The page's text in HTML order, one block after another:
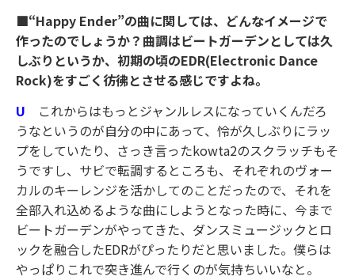
■“Happy Ender”の曲に関しては、どんなイメージで
作ったのでしょうか？曲調はビートガーデンとしては久
しぶりというか、初期の頃のEDR(Electronic Dance
Rock)をすごく彷彿とさせる感じですよね。
U これからはもっとジャンルレスになっていくんだろ
うなというのが自分の中にあって、怜が久しぶりにラッ
プをしていたり、さっき言ったkowta2のスクラッチもそ
うですし、サビで転調するところも、それぞれのヴォー
カルのキーレンジを活かしてのことだったので、それを
全部入れ込めるような曲にしようとなった時に、今まで
ビートガーデンがやってきた、ダンスミュージックとロ
ックを融合したEDRがぴったりだと思いました。僕らは
やっぱりこれで突き進んで行くのが気持ちいいなと。